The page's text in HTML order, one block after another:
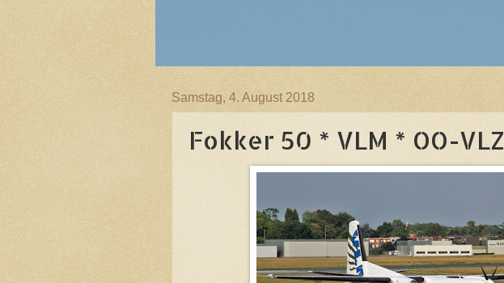
Samstag, 4. August 2018
Fokker 50 * VLM * OO-VLZ